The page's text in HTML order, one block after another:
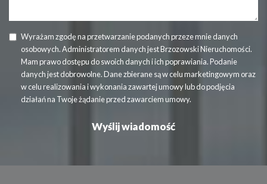
Wyrażam zgodę na przetwarzanie podanych przeze mnie danych
osobowych. Administratorem danych jest Brzozowski Nieruchomości.
Mam prawo dostępu do swoich danych i ich poprawiania. Podanie
danych jest dobrowolne. Dane zbierane są w celu marketingowym oraz
w celu realizowania i wykonania zawartej umowy lub do podjęcia
działań na Twoje żądanie przed zawarciem umowy.